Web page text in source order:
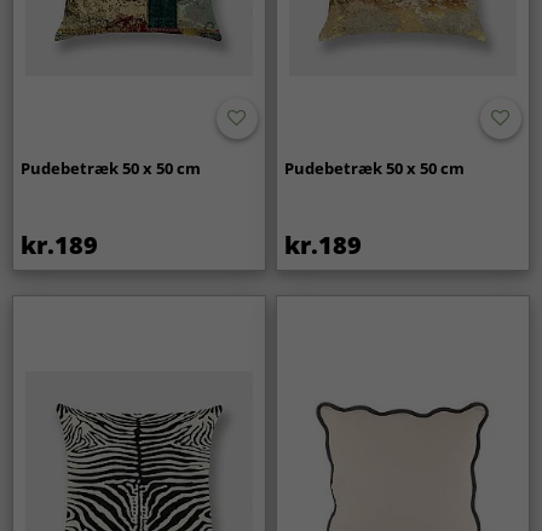
Pudebetræk 50 x 50 cm
kr.189
Pudebetræk 50 x 50 cm
kr.189